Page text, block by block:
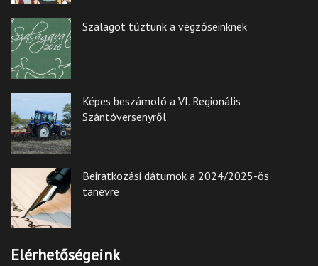
Szalagot tűztünk a végzőseinknek
Képes beszámoló a VI. Regionális
Szántóversenyről
Beiratkozási dátumok a 2024/2025-ös
tanévre
Elérhetőségeink